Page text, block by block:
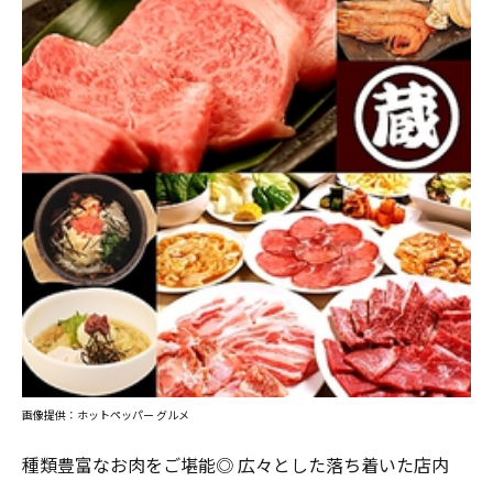
種類豊富なお肉をご堪能◎ 広々とした落ち着いた店内
画像提供：ホットペッパー グルメ